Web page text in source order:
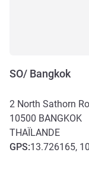
SO/ Bangkok
2 North Sathorn
10500 BANGKOK
THAÏLANDE
GPS:13.726165,